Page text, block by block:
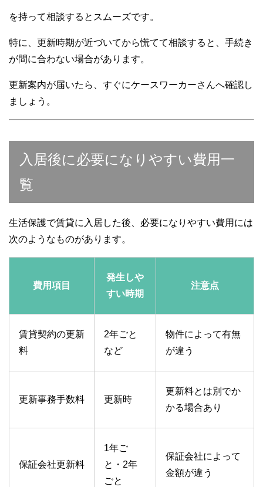
を持って相談するとスムーズです。
特に、更新時期が近づいてから慌てて相談すると、手続き
が間に合わない場合があります。
更新案内が届いたら、すぐにケースワーカーさんへ確認し
ましょう。
入居後に必要になりやすい費用一
覧
生活保護で賃貸に入居した後、必要になりやすい費用には
次のようなものがあります。
費用項目
発生しや
すい時期
注意点
賃貸契約の更新
料
2年ごと
など
物件によって有無
が違う
更新事務手数料 更新時
更新料とは別でか
かる場合あり
保証会社更新料
1年ご
と・2年
ごと
保証会社によって
金額が違う